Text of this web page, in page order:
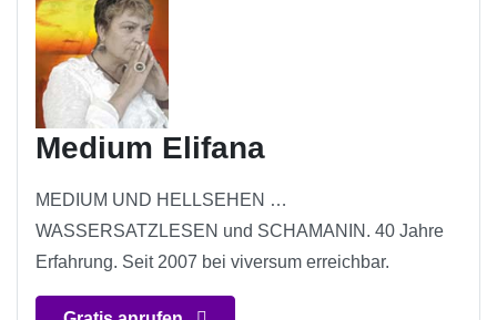
Medium Elifana
MEDIUM UND HELLSEHEN …
WASSERSATZLESEN und SCHAMANIN. 40 Jahre
Erfahrung. Seit 2007 bei viversum erreichbar.